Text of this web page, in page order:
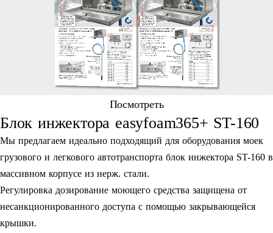
Посмотреть
Блок инжектора easyfoam365+ ST-160
Мы предлагаем идеально подходящий для оборудования моек
грузового и легкового автотранспорта блок инжектора ST-160 в
массивном корпусе из нерж. стали.
Регулировка дозирование моющего средства защищена от
несанкционированного доступа с помощью закрывающейся
крышки.